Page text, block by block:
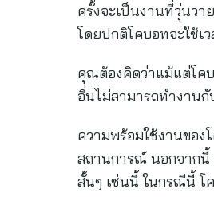
ครั้งจะเป็นงานที่วุ่นว
โดยปกติโคบอทจะใช้เ
คุณต้องคิดว่าแม้แต่โค
อื่นไม่สามารถทำงาน
ความพร้อมใช้งานของ
สถานการณ์ นอกจากนี้
สั้นๆ เช่นนี้ ในกรณีนี้